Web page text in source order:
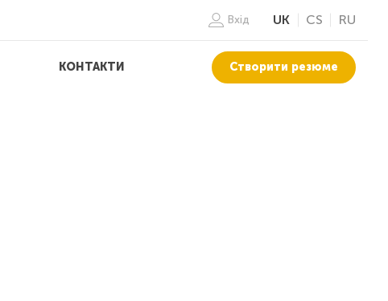
Вхід UK CS RU
КОНТАКТИ Створити резюме